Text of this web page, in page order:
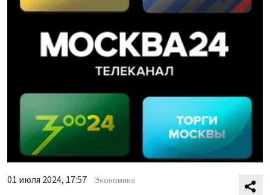
01 июля 2024, 17:57 Экономика